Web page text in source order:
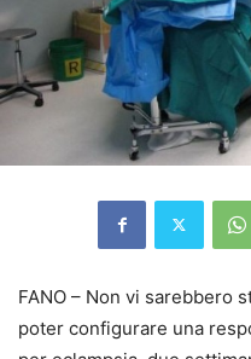
FANO – Non vi sarebbero
poter configurare una